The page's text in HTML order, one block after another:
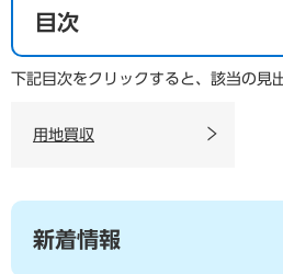
目次
下記目次をクリックすると、該当の見
用地買収
新着情報